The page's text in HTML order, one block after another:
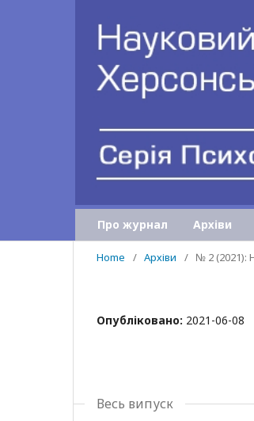
Про журнал Архіви
Home / Архіви / № 2 (2021):
Опубліковано: 2021-06-08
Весь випуск